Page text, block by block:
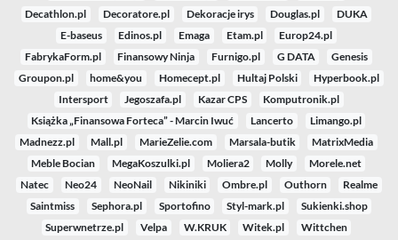
Decathlon.pl
Decoratore.pl Dekoracje irys Douglas.pl
DUKA
E-baseus
Edinos.pl Emaga Etam.pl
Europ24.pl
FabrykaForm.pl
Finansowy Ninja Furnigo.pl G DATA
Genesis
Groupon.pl
home&you Homecept.pl Hultaj Polski
Hyperbook.pl
Intersport
Jegoszafa.pl Kazar CPS
Komputronik.pl
Książka „Finansowa Forteca” - Marcin Iwuć
Lancerto
Limango.pl
Madnezz.pl
Mall.pl MarieZelie.com Marsala-butik
MatrixMedia
Meble Bocian
MegaKoszulki.pl Moliera2 Molly
Morele.net
Natec
Neo24 NeoNail Nikiniki Ombre.pl Outhorn
Realme
Saintmiss
Sephora.pl Sportofino Styl-mark.pl
Sukienki.shop
Superwnetrze.pl
Velpa W.KRUK Witek.pl
Wittchen